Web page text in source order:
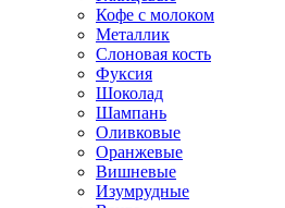
Кофе с молоком
Металлик
Слоновая кость
Фуксия
Шоколад
Шампань
Оливковые
Оранжевые
Вишневые
Изумрудные